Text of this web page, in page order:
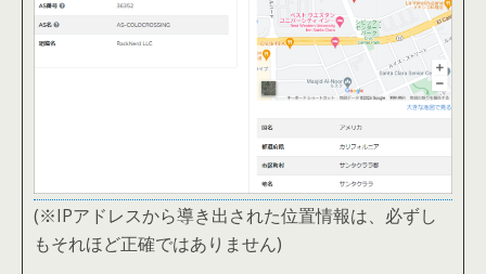
(※IPアドレスから導き出された位置情報は、必ずし
もそれほど正確ではありません)